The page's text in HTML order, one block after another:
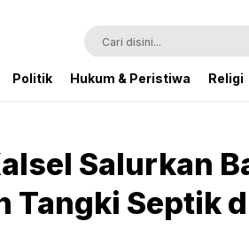
Politik Hukum & Peristiwa Religi
Salurkan
Tangki Septik